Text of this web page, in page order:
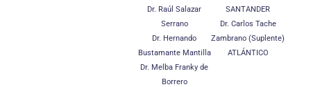
Dr. Raúl Salazar
Serrano
Dr. Hernando
Bustamante Mantilla
Dr. Melba Franky de
Borrero
SANTANDER
Dr. Carlos Tache
Zambrano (Suplente)
ATLÁNTICO